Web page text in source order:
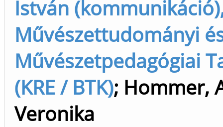
István
Művészettudományi
Művészetpedagógiai
(KRE / BTK); Hommer,
Veronika